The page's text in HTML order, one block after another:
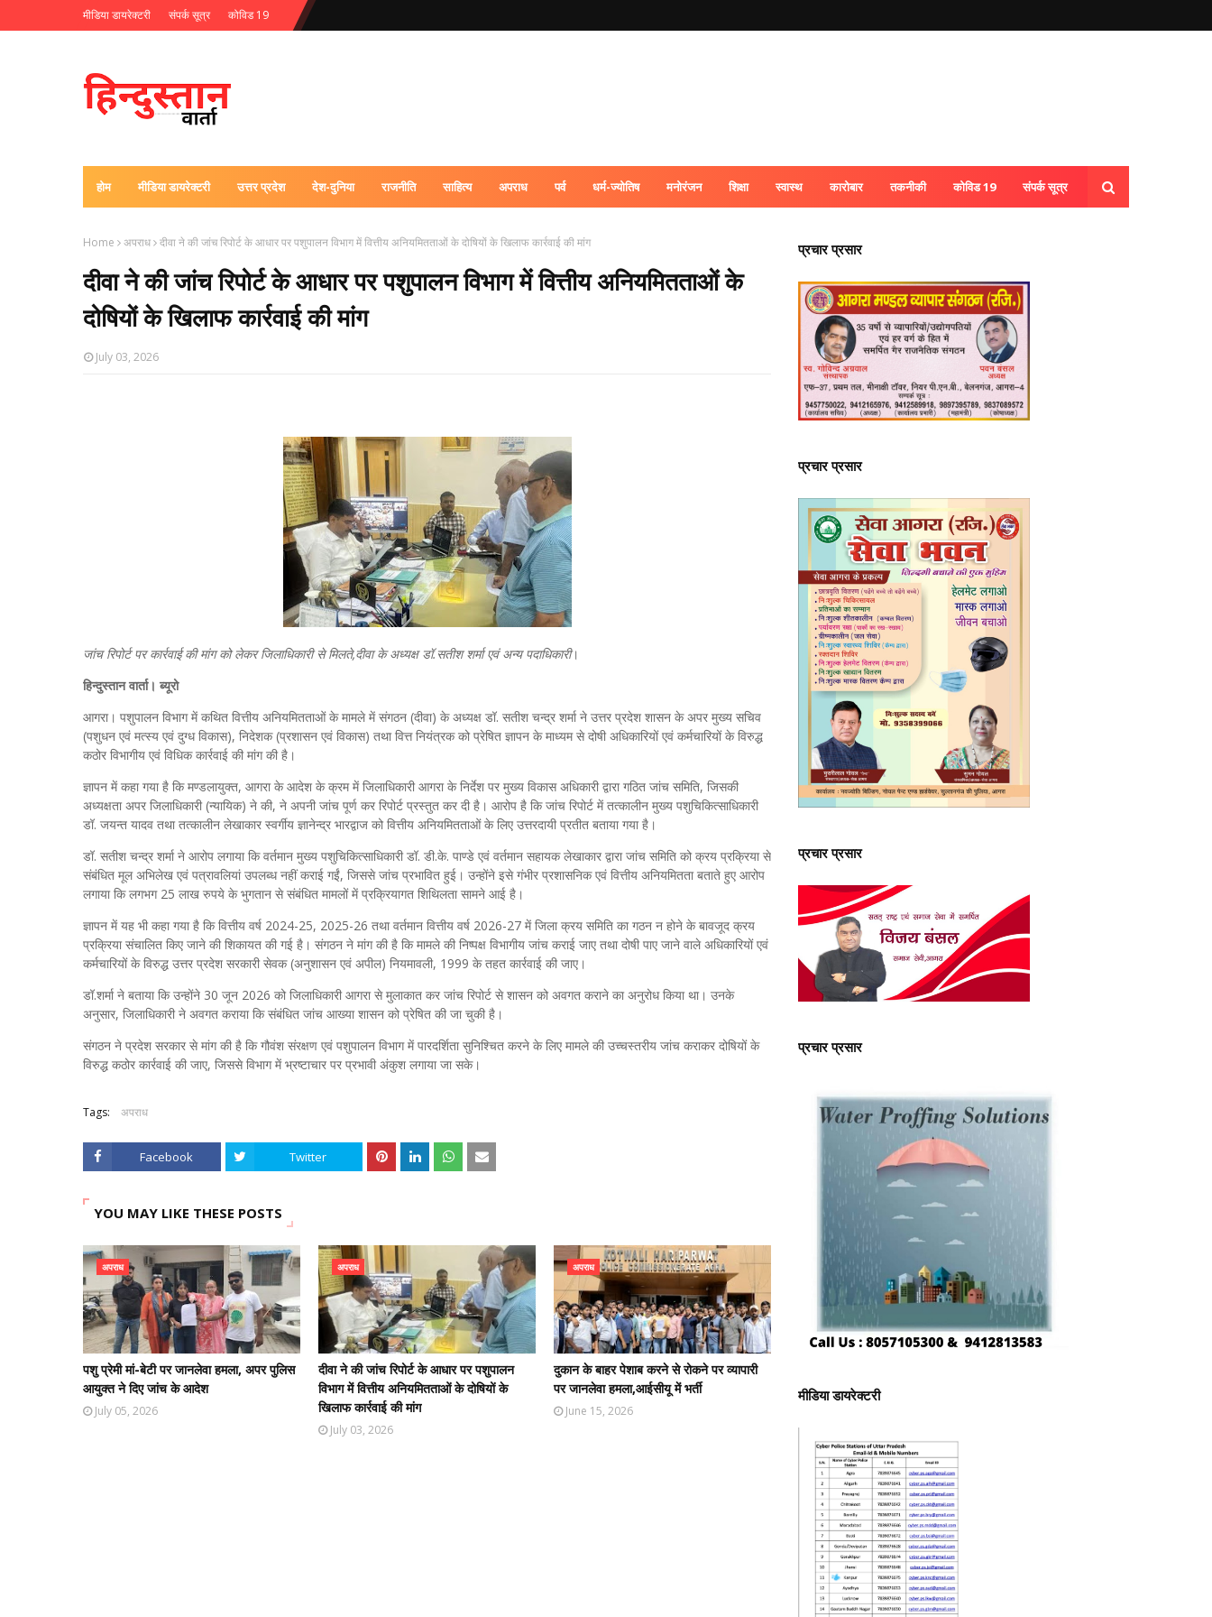
मीडिया डायरेक्टरी संपर्क सूत्र कोविड 19
होम मीडिया डायरेक्टरी उत्तर प्रदेश देश-दुनिया राजनीति साहित्य अपराध पर्व धर्म-ज्योतिष मनोरंजन शिक्षा स्वास्थ कारोबार तकनीकी कोविड 19 संपर्क सूत्र
Home अपराध दीवा ने की जांच रिपोर्ट के आधार पर पशुपालन विभाग में वित्तीय अनियमितताओं के दोषियों के खिलाफ कार्रवाई की मांग
दीवा ने की जांच रिपोर्ट के आधार पर पशुपालन विभाग में वित्तीय अनियमितताओं के
दोषियों के खिलाफ कार्रवाई की मांग
July 03, 2026
जांच रिपोर्ट पर कार्रवाई की मांग को लेकर जिलाधिकारी से मिलते,दीवा के अध्यक्ष डॉ.सतीश शर्मा एवं अन्य पदाधिकारी।
हिन्दुस्तान वार्ता। ब्यूरो
आगरा। पशुपालन विभाग में कथित वित्तीय अनियमितताओं के मामले में संगठन (दीवा) के अध्यक्ष डॉ. सतीश चन्द्र शर्मा ने उत्तर प्रदेश शासन के अपर मुख्य सचिव
(पशुधन एवं मत्स्य एवं दुग्ध विकास), निदेशक (प्रशासन एवं विकास) तथा वित्त नियंत्रक को प्रेषित ज्ञापन के माध्यम से दोषी अधिकारियों एवं कर्मचारियों के विरुद्ध
कठोर विभागीय एवं विधिक कार्रवाई की मांग की है।
ज्ञापन में कहा गया है कि मण्डलायुक्त, आगरा के आदेश के क्रम में जिलाधिकारी आगरा के निर्देश पर मुख्य विकास अधिकारी द्वारा गठित जांच समिति, जिसकी
अध्यक्षता अपर जिलाधिकारी (न्यायिक) ने की, ने अपनी जांच पूर्ण कर रिपोर्ट प्रस्तुत कर दी है। आरोप है कि जांच रिपोर्ट में तत्कालीन मुख्य पशुचिकित्साधिकारी
डॉ. जयन्त यादव तथा तत्कालीन लेखाकार स्वर्गीय ज्ञानेन्द्र भारद्वाज को वित्तीय अनियमितताओं के लिए उत्तरदायी प्रतीत बताया गया है।
डॉ. सतीश चन्द्र शर्मा ने आरोप लगाया कि वर्तमान मुख्य पशुचिकित्साधिकारी डॉ. डी.के. पाण्डे एवं वर्तमान सहायक लेखाकार द्वारा जांच समिति को क्रय प्रक्रिया से
संबंधित मूल अभिलेख एवं पत्रावलियां उपलब्ध नहीं कराई गईं, जिससे जांच प्रभावित हुई। उन्होंने इसे गंभीर प्रशासनिक एवं वित्तीय अनियमितता बताते हुए आरोप
लगाया कि लगभग 25 लाख रुपये के भुगतान से संबंधित मामलों में प्रक्रियागत शिथिलता सामने आई है।
ज्ञापन में यह भी कहा गया है कि वित्तीय वर्ष 2024-25, 2025-26 तथा वर्तमान वित्तीय वर्ष 2026-27 में जिला क्रय समिति का गठन न होने के बावजूद क्रय
प्रक्रिया संचालित किए जाने की शिकायत की गई है। संगठन ने मांग की है कि मामले की निष्पक्ष विभागीय जांच कराई जाए तथा दोषी पाए जाने वाले अधिकारियों एवं
कर्मचारियों के विरुद्ध उत्तर प्रदेश सरकारी सेवक (अनुशासन एवं अपील) नियमावली, 1999 के तहत कार्रवाई की जाए।
डॉ.शर्मा ने बताया कि उन्होंने 30 जून 2026 को जिलाधिकारी आगरा से मुलाकात कर जांच रिपोर्ट से शासन को अवगत कराने का अनुरोध किया था। उनके
अनुसार, जिलाधिकारी ने अवगत कराया कि संबंधित जांच आख्या शासन को प्रेषित की जा चुकी है।
संगठन ने प्रदेश सरकार से मांग की है कि गौवंश संरक्षण एवं पशुपालन विभाग में पारदर्शिता सुनिश्चित करने के लिए मामले की उच्चस्तरीय जांच कराकर दोषियों के
विरुद्ध कठोर कार्रवाई की जाए, जिससे विभाग में भ्रष्टाचार पर प्रभावी अंकुश लगाया जा सके।
Tags: अपराध
Facebook Twitter
YOU MAY LIKE THESE POSTS
अपराध
पशु प्रेमी मां-बेटी पर जानलेवा हमला, अपर पुलिस
आयुक्त ने दिए जांच के आदेश
July 05, 2026
अपराध
दीवा ने की जांच रिपोर्ट के आधार पर पशुपालन
विभाग में वित्तीय अनियमितताओं के दोषियों के
खिलाफ कार्रवाई की मांग
July 03, 2026
अपराध
दुकान के बाहर पेशाब करने से रोकने पर व्यापारी
पर जानलेवा हमला,आईसीयू में भर्ती
June 15, 2026
प्रचार प्रसार
प्रचार प्रसार
प्रचार प्रसार
प्रचार प्रसार
मीडिया डायरेक्टरी